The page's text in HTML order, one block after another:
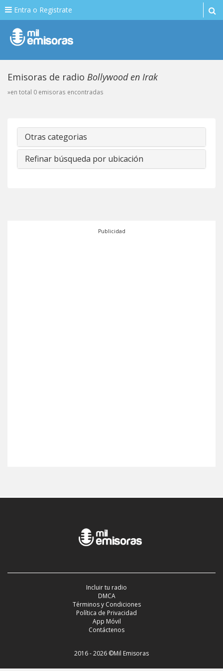
Entra o Registrate
Emisoras de radio Bollywood en Irak
»en total 0 emisoras encontradas
Otras categorias
Refinar búsqueda por ubicación
Publicidad
Incluir tu radio
DMCA
Términos y Condiciones
Política de Privacidad
App Móvil
Contáctenos
2016 - 2026 ©Mil Emisoras